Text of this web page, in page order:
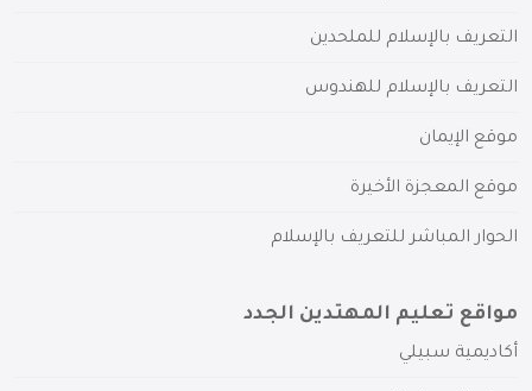
التعريف بالإسلام للملحدين
التعريف بالإسلام للهندوس
موقع الإيمان
موقع المعجزة الأخيرة
الحوار المباشر للتعريف بالإسلام
مواقع تعليم المهتدين الجدد
أكاديمية سبيلي